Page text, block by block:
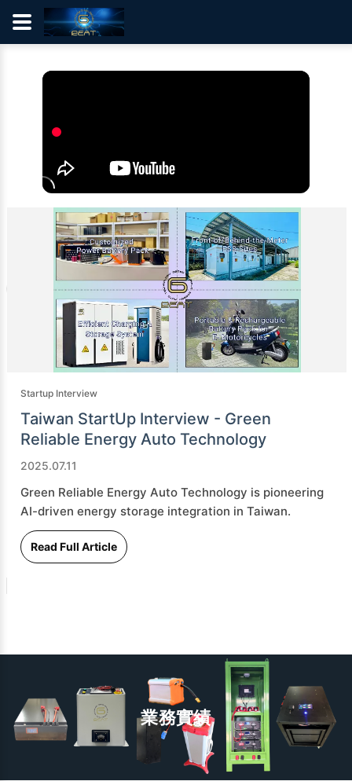
Startup Interview
Taiwan StartUp Interview - Green
Reliable Energy Auto Technology
2025.07.11
Green Reliable Energy Auto Technology is pioneering
AI-driven energy storage integration in Taiwan.
Read Full Article
業務實績